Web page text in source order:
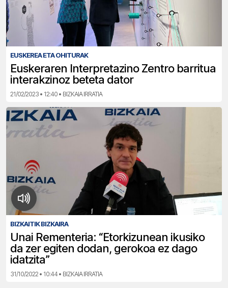
EUSKEREA ETA OHITURAK
Euskeraren Interpretazino Zentro barritua
interakzinoz beteta dator
21/02/2023 • 12:40 • BIZKAIA IRRATIA
BIZKAITIK BIZKAIRA
Unai Rementeria: “Etorkizunean ikusiko
da zer egiten dodan, gerokoa ez dago
idatzita”
31/10/2022 • 10:44 • BIZKAIA IRRATIA